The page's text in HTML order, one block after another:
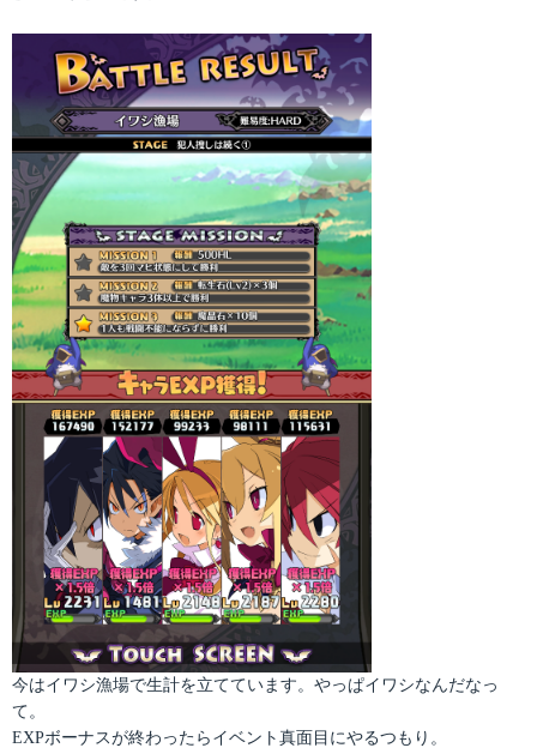
今はイワシ漁場で生計を立てています。やっぱイワシなんだなっ
て。
EXPボーナスが終わったらイベント真面目にやるつもり。